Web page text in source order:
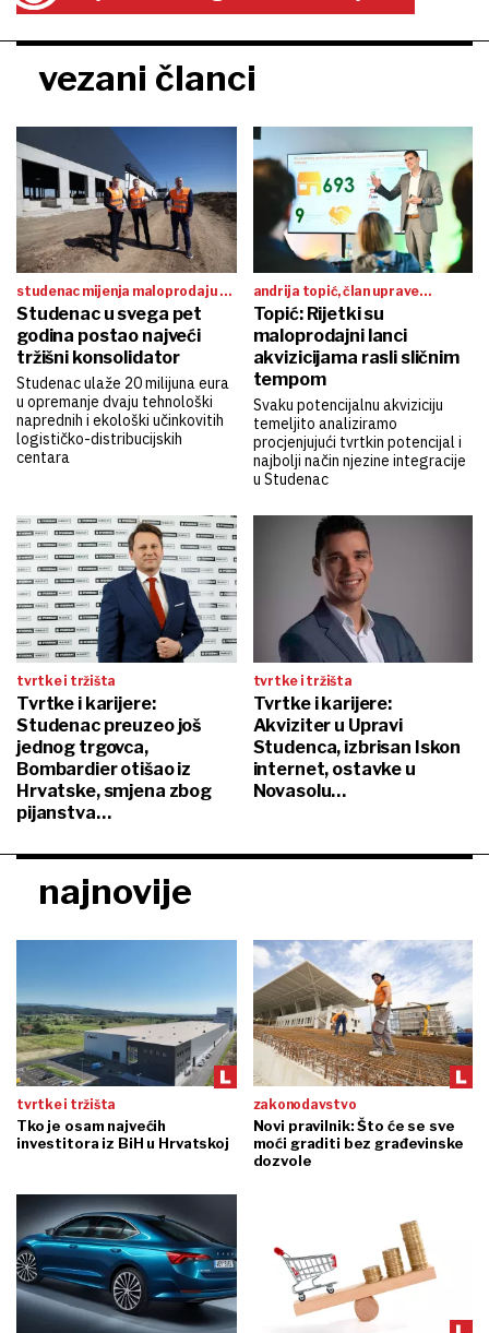
vezani članci
studenac mijenja maloprodaju u
hrvatskoj
Studenac u svega pet
godina postao najveći
tržišni konsolidator
Studenac ulaže 20 milijuna eura
u opremanje dvaju tehnološki
naprednih i ekološki učinkovitih
logističko-distribucijskih
centara
andrija topić, član uprave
studenca za akvizicije i
integracije:
Topić: Rijetki su
maloprodajni lanci
akvizicijama rasli sličnim
tempom
Svaku potencijalnu akviziciju
temeljito analiziramo
procjenjujući tvrtkin potencijal i
najbolji način njezine integracije
u Studenac
tvrtke i tržišta
Tvrtke i karijere:
Studenac preuzeo još
jednog trgovca,
Bombardier otišao iz
Hrvatske, smjena zbog
pijanstva…
tvrtke i tržišta
Tvrtke i karijere:
Akviziter u Upravi
Studenca, izbrisan Iskon
internet, ostavke u
Novasolu…
najnovije
tvrtke i tržišta
Tko je osam najvećih
investitora iz BiH u Hrvatskoj
zakonodavstvo
Novi pravilnik: Što će se sve
moći graditi bez građevinske
dozvole